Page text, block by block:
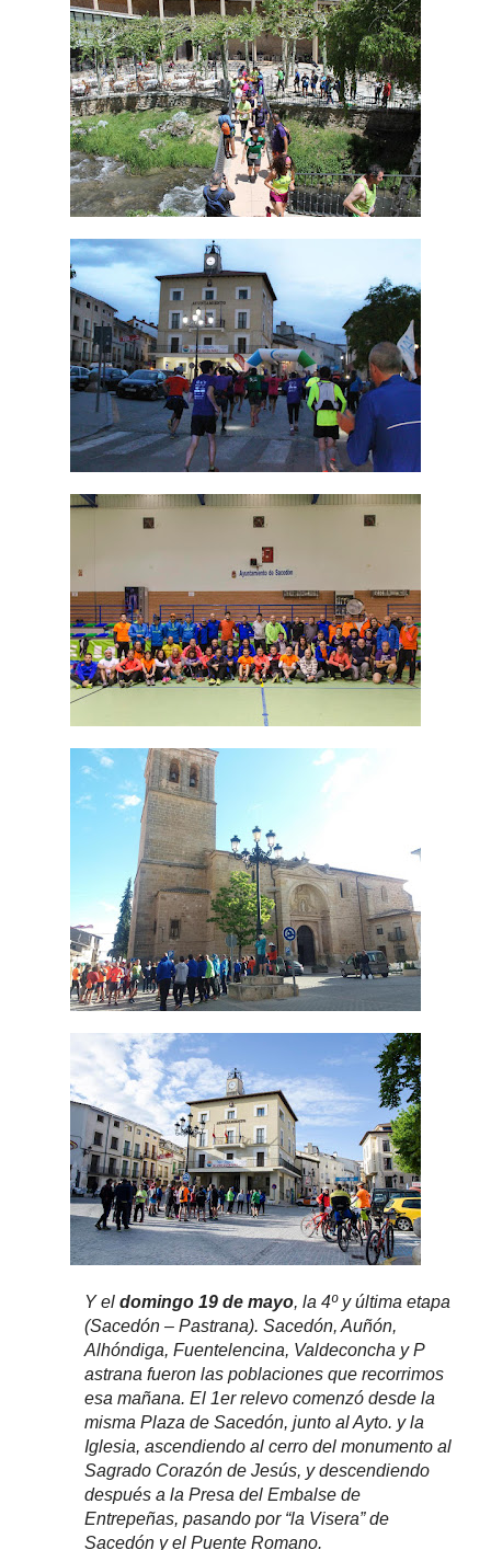
Y eldomingo 19 de mayo, la 4º y última etapa
(Sacedón – Pastrana). Sacedón, Auñón,
Alhóndiga, Fuentelencina, Valdeconcha y P
astrana fueron las poblaciones que recorrimos
esa mañana. El 1er relevo comenzó desde la
misma Plaza de Sacedón, junto al Ayto. y la
Iglesia, ascendiendo al cerro del monumento al
Sagrado Corazón de Jesús, y descendiendo
después a la Presa del Embalse de
Entrepeñas, pasando por “la Visera” de
Sacedón y el Puente Romano.